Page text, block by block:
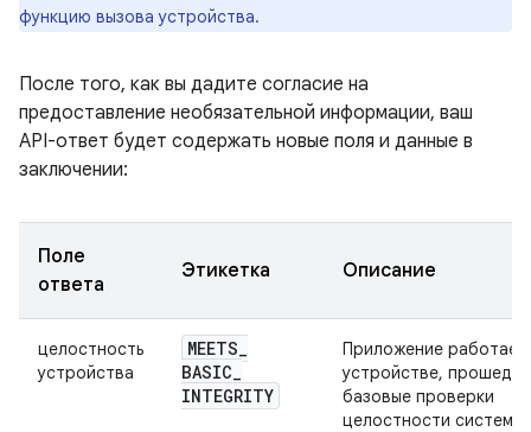
функцию вызова устройства.
После того, как вы дадите согласие на
предоставление необязательной информации, ваш
API-ответ будет содержать новые поля и данные в
заключении:
Поле
ответа
Этикетка Описание
целостность
устройства
MEETS_
BASIC_
INTEGRITY
Приложение работает
устройстве,
базовые проверки
целостности системы.